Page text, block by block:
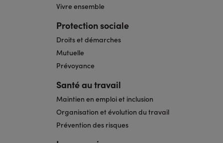
Vivre ensemble
Protection sociale
Droits et démarches
Mutuelle
Prévoyance
Santé au travail
Maintien en emploi et inclusion
Organisation et évolution du travail
Prévention des risques